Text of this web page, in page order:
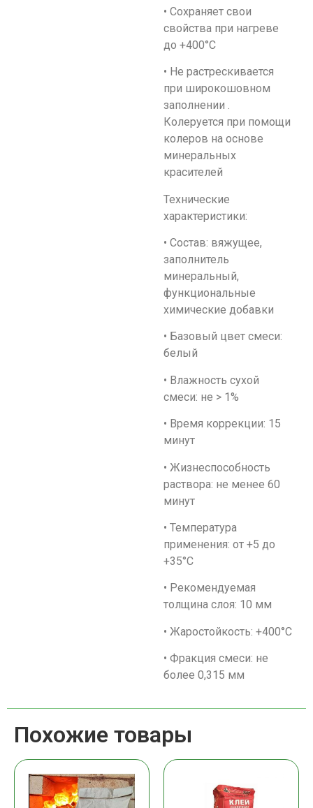
• Сохраняет свои
свойства при нагреве
до +400°С
• Не растрескивается
при широкошовном
заполнении .
Колеруется при помощи
колеров на основе
минеральных
красителей
Технические
характеристики:
• Состав: вяжущее,
заполнитель
минеральный,
функциональные
химические добавки
• Базовый цвет смеси:
белый
• Влажность сухой
смеси: не > 1%
• Время коррекции: 15
минут
• Жизнеспособность
раствора: не менее 60
минут
• Температура
применения: от +5 до
+35°С
• Рекомендуемая
толщина слоя: 10 мм
• Жаростойкость: +400°С
• Фракция смеси: не
более 0,315 мм
Похожие товары